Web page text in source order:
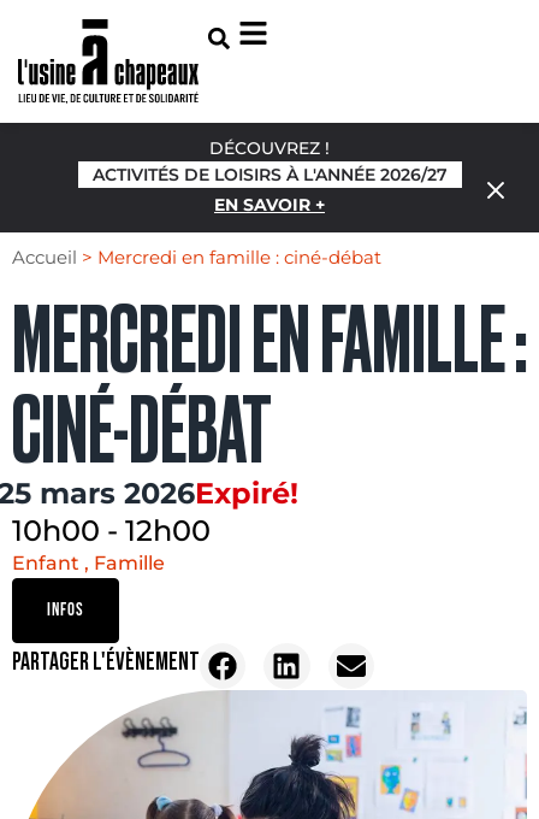
DÉCOUVREZ !
ACTIVITÉS DE LOISIRS À L'ANNÉE 2026/27
EN SAVOIR +
Accueil > Mercredi en famille : ciné-débat
MERCREDI EN FAMILLE :
CINÉ-DÉBAT
mars 2026Expiré!
10h00 - 12h00
Enfant , Famille
INFOS
PARTAGER L'ÉVÈNEMENT